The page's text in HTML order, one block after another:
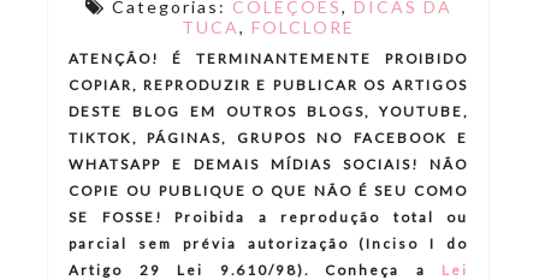
Categorias: COLEÇÕES, DICAS DA
TUCA, FOLCLORE
ATENÇÃO! É TERMINANTEMENTE PROIBIDO
COPIAR, REPRODUZIR E PUBLICAR OS ARTIGOS
DESTE BLOG EM OUTROS BLOGS, YOUTUBE,
TIKTOK, PÁGINAS, GRUPOS NO FACEBOOK E
WHATSAPP E DEMAIS MÍDIAS SOCIAIS! NÃO
COPIE OU PUBLIQUE O QUE NÃO É SEU COMO
SE FOSSE! Proibida a reprodução total ou
parcial sem prévia autorização (Inciso I do
Artigo 29 Lei 9.610/98). Conheça a
Lei